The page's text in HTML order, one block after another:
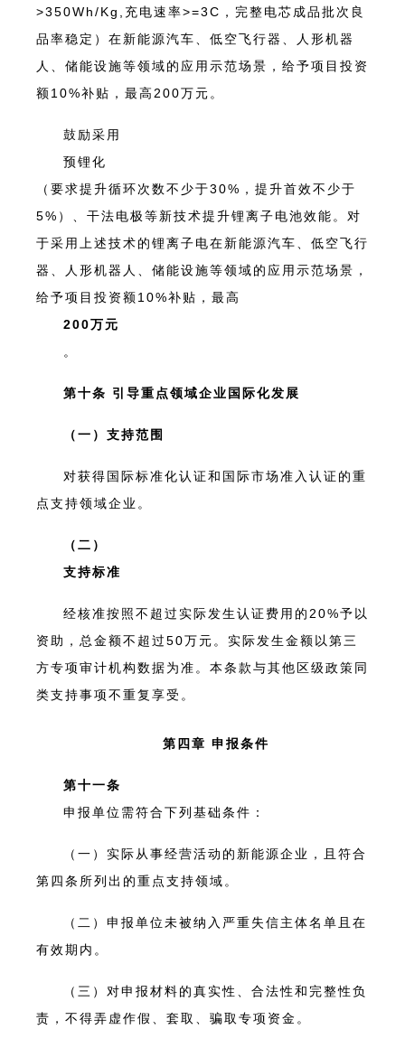
>350Wh/Kg,充电速率>=3C，完整电芯成品批次良
品率稳定）在新能源汽车、低空飞行器、人形机器
人、储能设施等领域的应用示范场景，给予项目投资
额10%补贴，最高200万元。
鼓励采用
预锂化
（要求提升循环次数不少于30%，提升首效不少于
5%）、干法电极等新技术提升锂离子电池效能。对
于采用上述技术的锂离子电在新能源汽车、低空飞行
器、人形机器人、储能设施等领域的应用示范场景，
给予项目投资额10%补贴，最高
200万元
。
第十条 引导重点领域企业国际化发展
（一）支持范围
对获得国际标准化认证和国际市场准入认证的重
点支持领域企业。
（二）
支持标准
经核准按照不超过实际发生认证费用的20%予以
资助，总金额不超过50万元。实际发生金额以第三
方专项审计机构数据为准。本条款与其他区级政策同
类支持事项不重复享受。
第四章 申报条件
第十一条
申报单位需符合下列基础条件：
（一）实际从事经营活动的新能源企业，且符合
第四条所列出的重点支持领域。
（二）申报单位未被纳入严重失信主体名单且在
有效期内。
（三）对申报材料的真实性、合法性和完整性负
责，不得弄虚作假、套取、骗取专项资金。